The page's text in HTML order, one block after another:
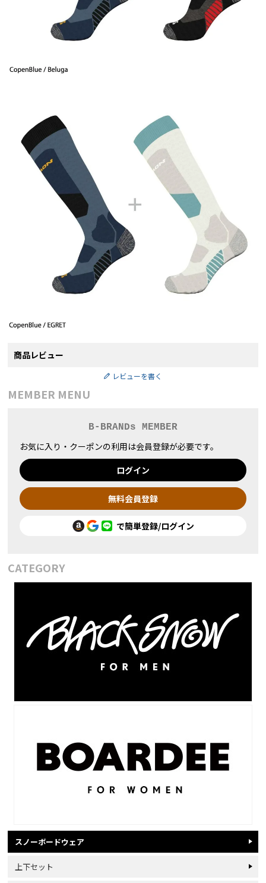
商品レビュー
レビューを書く
MEMBER MENU
B-BRANDs MEMBER
お気に入り・クーポンの利用は会員登録が必要です。
ログイン
無料会員登録
で簡単登録/ログイン
CATEGORY
スノーボードウェア
上下セット